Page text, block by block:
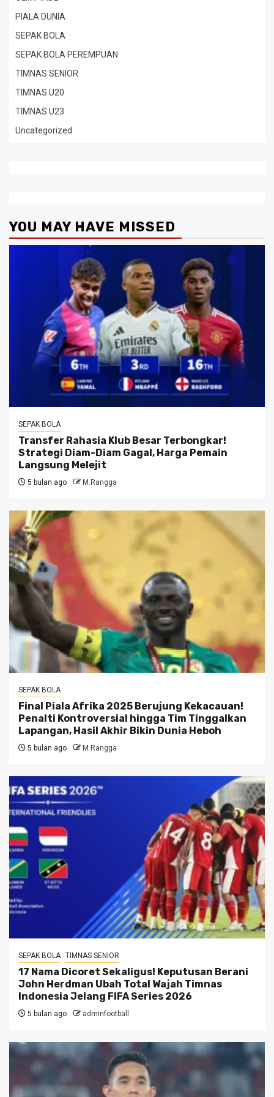
PIALA DUNIA
SEPAK BOLA
SEPAK BOLA PEREMPUAN
TIMNAS SENIOR
TIMNAS U20
TIMNAS U23
Uncategorized
YOU MAY HAVE MISSED
SEPAK BOLA
Transfer Rahasia Klub Besar Terbongkar!
Strategi Diam-Diam Gagal, Harga Pemain
Langsung Melejit
5 bulan ago M.Rangga
SEPAK BOLA
Final Piala Afrika 2025 Berujung Kekacauan!
Penalti Kontroversial hingga Tim Tinggalkan
Lapangan, Hasil Akhir Bikin Dunia Heboh
5 bulan ago M.Rangga
SEPAK BOLA TIMNAS SENIOR
17 Nama Dicoret Sekaligus! Keputusan Berani
John Herdman Ubah Total Wajah Timnas
Indonesia Jelang FIFA Series 2026
5 bulan ago adminfootball